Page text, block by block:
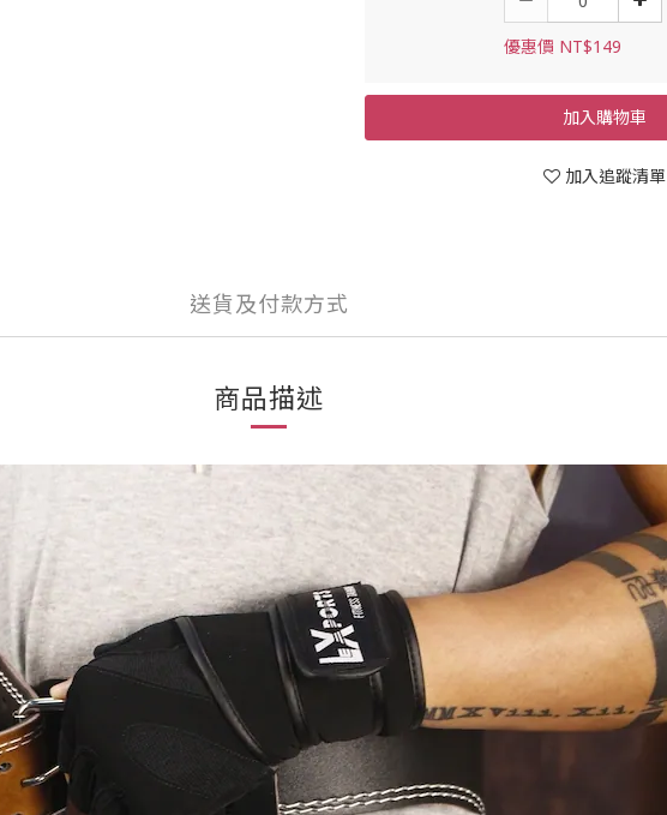
優惠價 NT$149
加入購物車
加入追蹤清單
送貨及付款方式
商品描述